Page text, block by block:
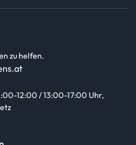
zu helfen.
12:00 / 13:00-17:00 Uhr,